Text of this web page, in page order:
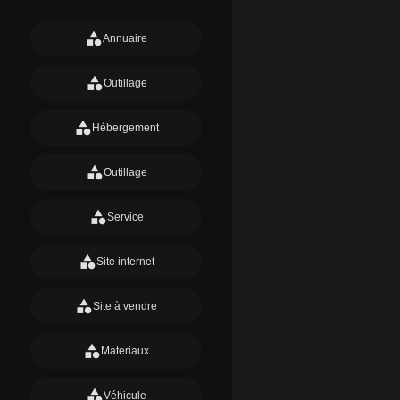
categoryAnnuaire
categoryOutillage
category Hébergement
categoryOutillage
categoryService
categorySite internet
categorySite à vendre
category Materiaux
categoryVéhicule